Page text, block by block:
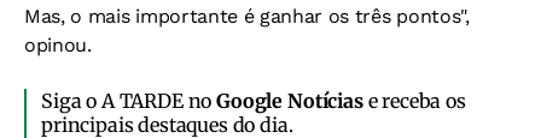
Mas, o mais importante é ganhar os três pontos",
opinou.
Siga o A TARDE noGoogle Notíciase receba os
principais destaques do dia.